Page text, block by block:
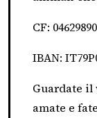
CF:
IBAN:
Guardate
amate e